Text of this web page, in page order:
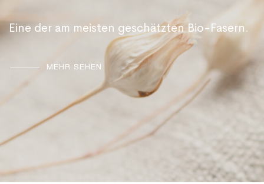
Eine der am meisten geschätzten Bio-Fasern.
MEHR SEHEN